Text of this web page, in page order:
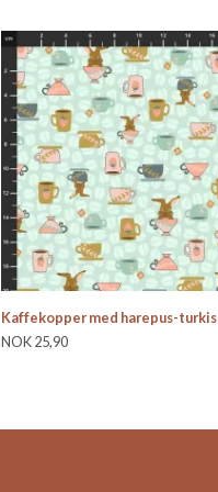
Kaffekopper med harepus-turkis
NOK 25,90